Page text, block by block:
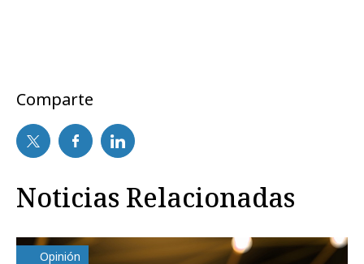
Comparte
Noticias Relacionadas
Opinión